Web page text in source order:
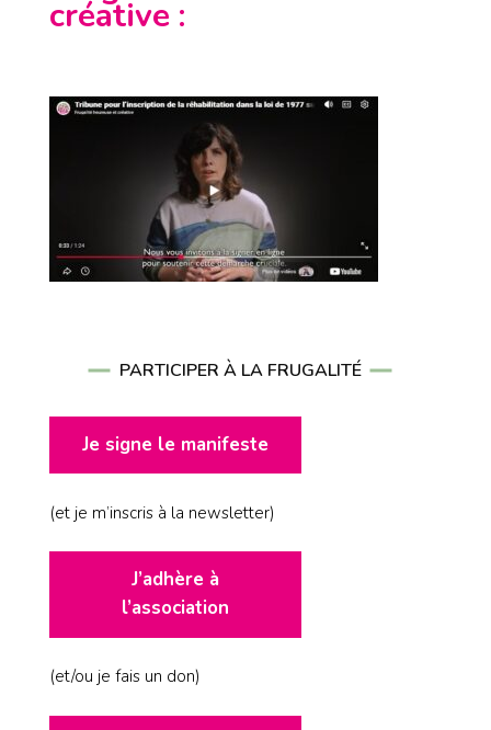
créative :
PARTICIPER À LA FRUGALITÉ
Je signe le manifeste
(et je m’inscris à la newsletter)
J’adhère à
l’association
(et/ou je fais un don)